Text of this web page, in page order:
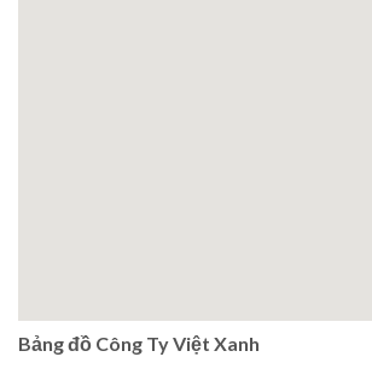
Bảng đồ Công Ty Việt Xanh